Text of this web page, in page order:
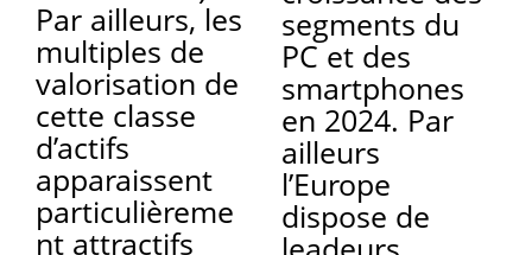
Par ailleurs, les
multiples de
valorisation de
cette classe
d’actifs
apparaissent
particulièreme
nt attractifs
segments du
PC et des
smartphones
en 2024. Par
ailleurs
l’Europe
dispose de